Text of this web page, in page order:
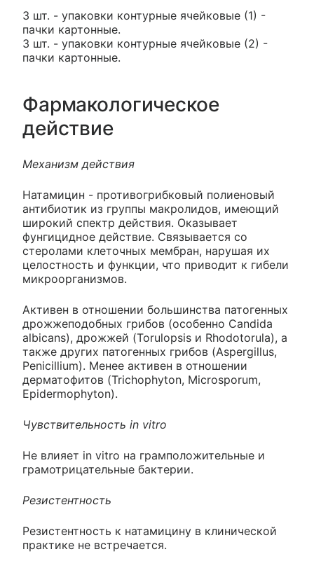
3 шт. - упаковки контурные ячейковые (1) -
пачки картонные.
3 шт. - упаковки контурные ячейковые (2) -
пачки картонные.
Фармакологическое
действие
Механизм действия
Натамицин - противогрибковый полиеновый
антибиотик из группы макролидов, имеющий
широкий спектр действия. Оказывает
фунгицидное действие. Связывается со
стеролами клеточных мембран, нарушая их
целостность и функции, что приводит к гибели
микроорганизмов.
Активен в отношении большинства патогенных
дрожжеподобных грибов (особенно Candida
albicans), дрожжей (Torulopsis и Rhodotorula), а
также других патогенных грибов (Aspergillus,
Penicillium). Менее активен в отношении
дерматофитов (Trichophyton, Microsporum,
Epidermophyton).
Чувствительность in vitro
He влияет in vitro на грамположительные и
грамотрицательные бактерии.
Резистентность
Резистентность к натамицину в клинической
практике не встречается.